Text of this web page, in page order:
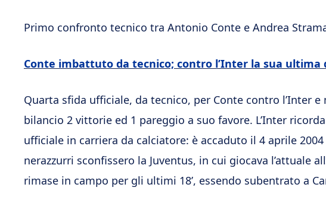
Primo confronto tecnico tra Antonio Conte e Andrea
Conte imbattuto da tecnico; contro l’Inter la sua ultima
Quarta sfida ufficiale, da tecnico, per Conte contro l’Inter
bilancio 2 vittorie ed 1 pareggio a suo favore. L’Inter
ufficiale in carriera da calciatore: è accaduto il 4 aprile
nerazzurri sconfissero la Juventus, in cui giocava l’attuale
rimase in campo per gli ultimi 18’, essendo subentrato a